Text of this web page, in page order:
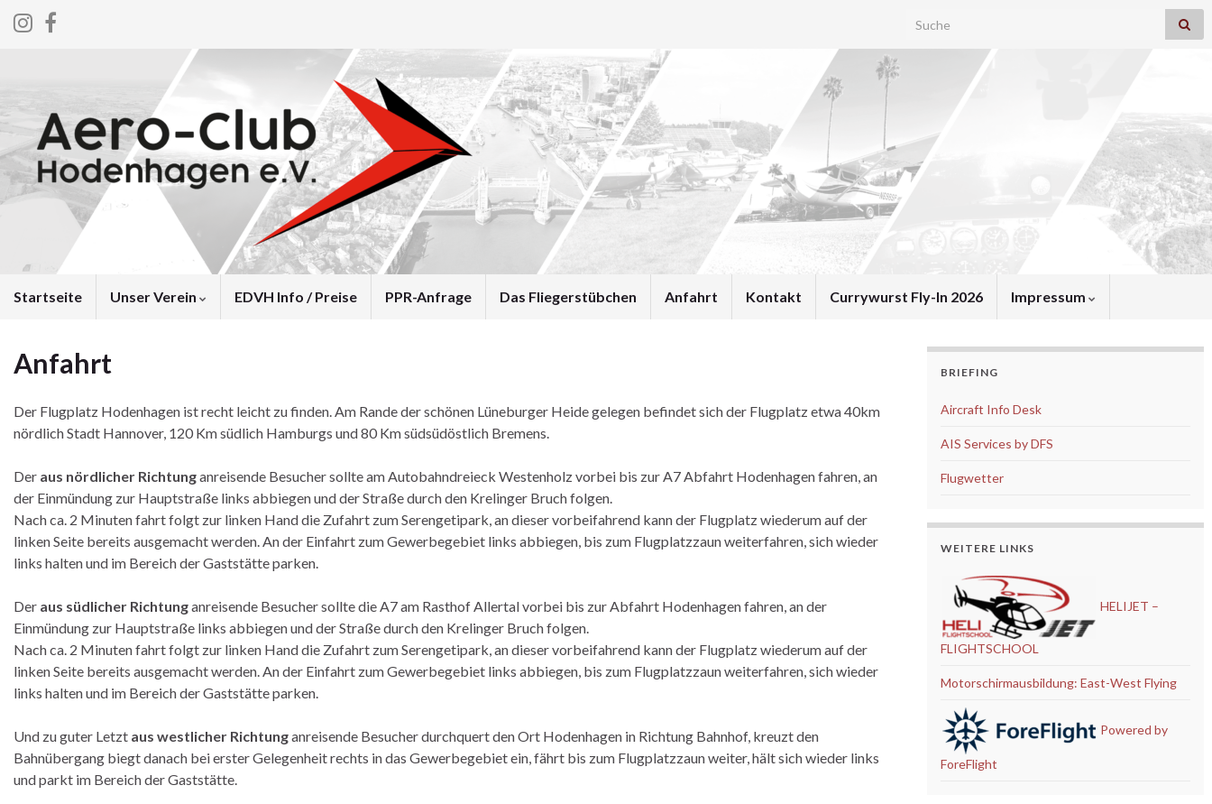
Search for:
Startseite Unser Verein EDVH Info / Preise PPR-Anfrage Das Fliegerstübchen Anfahrt Kontakt Currywurst Fly-In 2026 Impressum
Anfahrt
Der Flugplatz Hodenhagen ist recht leicht zu finden. Am Rande der schönen Lüneburger Heide gelegen befindet sich der Flugplatz etwa 40km
nördlich Stadt Hannover, 120 Km südlich Hamburgs und 80 Km südsüdöstlich Bremens.
Der aus nördlicher Richtunganreisende Besucher sollte am Autobahndreieck Westenholz vorbei bis zur A7 Abfahrt Hodenhagen fahren, an
der Einmündung zur Hauptstraße links abbiegen und der Straße durch den Krelinger Bruch folgen.
Nach ca. 2 Minuten fahrt folgt zur linken Hand die Zufahrt zum Serengetipark, an dieser vorbeifahrend kann der Flugplatz wiederum auf der
linken Seite bereits ausgemacht werden. An der Einfahrt zum Gewerbegebiet links abbiegen, bis zum Flugplatzzaun weiterfahren, sich wieder
links halten und im Bereich der Gaststätte parken.
Der aus südlicher Richtunganreisende Besucher sollte die A7 am Rasthof Allertal vorbei bis zur Abfahrt Hodenhagen fahren, an der
Einmündung zur Hauptstraße links abbiegen und der Straße durch den Krelinger Bruch folgen.
Nach ca. 2 Minuten fahrt folgt zur linken Hand die Zufahrt zum Serengetipark, an dieser vorbeifahrend kann der Flugplatz wiederum auf der
linken Seite bereits ausgemacht werden. An der Einfahrt zum Gewerbegebiet links abbiegen, bis zum Flugplatzzaun weiterfahren, sich wieder
links halten und im Bereich der Gaststätte parken.
Und zu guter Letzt aus westlicher Richtunganreisende Besucher durchquert den Ort Hodenhagen in Richtung Bahnhof, kreuzt den
Bahnübergang biegt danach bei erster Gelegenheit rechts in das Gewerbegebiet ein, fährt bis zum Flugplatzzaun weiter, hält sich wieder links
und parkt im Bereich der Gaststätte.
BRIEFING
Aircraft Info Desk
AIS Services by DFS
Flugwetter
WEITERE LINKS
HELIJET –
FLIGHTSCHOOL
Motorschirmausbildung: East-West Flying
Powered by
ForeFlight